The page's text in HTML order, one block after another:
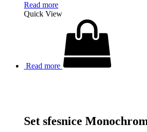
Read more
Quick View
Read more
Set sfesnice